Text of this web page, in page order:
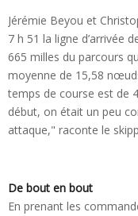
Jérémie Beyou et
7 h 51 la ligne d’arrivée
665 milles du parcours
moyenne de 15,58
temps de course est de
début, on était un peu
attaque," raconte le
De bout en bout
En prenant les